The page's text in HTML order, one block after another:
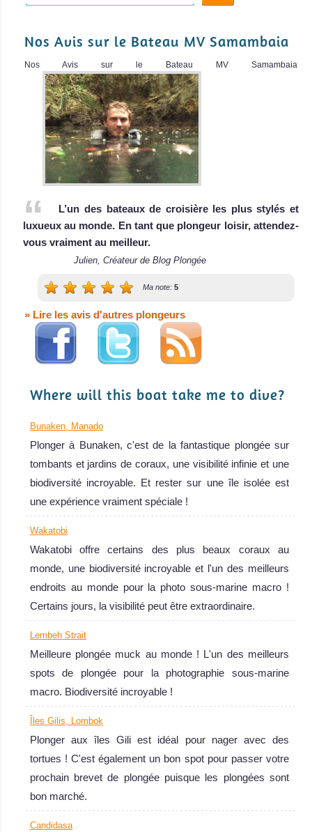
Nusa Penida / Nusa
Lembongan
L'un des meilleurs sites au monde pour voir le rarissime
Mola mola et les élégantes raies Manta ! Gros poissons et
de l'action avec des tas de requins. Bonne visibilité et
coraux épatants.
Nusa Penida / Nusa Lembongan Avis sur la plongée
Padang
Bai
gigantesques
Tulamben
L'une des plus belles plongée épave au monde !!! Et
certainement la plus facile : située à 30 m du rivage et
débutant à 4 m de profondeur ! Fantastique faune marine
et magnifiques coraux !
Bali
Putih
Croisière de
Nos Avis sur le Bateau MV Samambaia
Nos Avis sur le Bateau MV Samambaia
L’un des bateaux de croisière les plus stylés et
luxueux au monde. En tant que plongeur loisir, attendez-
vous vraiment au meilleur.
Julien, Créateur de Blog Plongée
Ma note: 5
» Lire les avis d'autres plongeurs
Where will this boat take me to dive?
Bunaken, Manado
Plonger à Bunaken, c'est de la fantastique plongée sur
tombants et jardins de coraux, une visibilité infinie et une
biodiversité incroyable. Et rester sur une île isolée est
une expérience vraiment spéciale !
Wakatobi
Wakatobi offre certains des plus beaux coraux au
monde, une biodiversité incroyable et l'un des meilleurs
endroits au monde pour la photo sous-marine macro !
Certains jours, la visibilité peut être extraordinaire.
Lembeh Strait
Meilleure plongée muck au monde ! L'un des meilleurs
spots de plongée pour la photographie sous-marine
macro. Biodiversité incroyable !
Îles Gilis, Lombok
Plonger aux îles Gili est idéal pour nager avec des
tortues ! C'est également un bon spot pour passer votre
prochain brevet de plongée puisque les plongées sont
bon marché.
Candidasa